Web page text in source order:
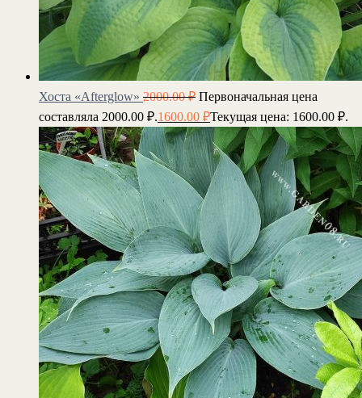
Хоста «Afterglow» 2000.00₽ Первоначальная цена
составляла 2000.00 ₽.1600.00 ₽Текущая цена: 1600.00 ₽.